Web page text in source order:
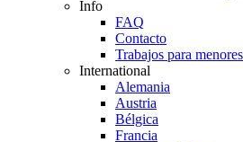
Info
FAQ
Contacto
Trabajos para
International
Alemania
Austria
Bélgica
Francia